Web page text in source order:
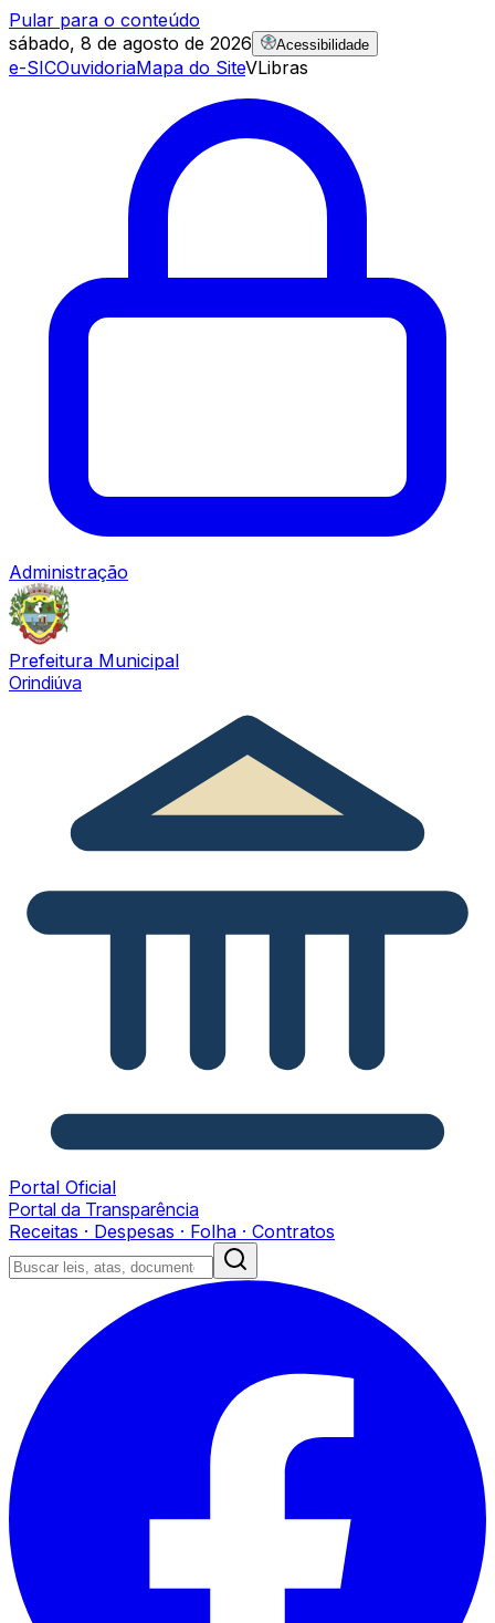
Pular para o conteúdo
sábado, 8 de agosto de 2026
Acessibilidade
e-SICOuvidoriaMapa do SiteVLibras
Administração
Prefeitura Municipal
Orindiúva
Portal Oficial
Portal da Transparência
Receitas · Despesas · Folha · Contratos